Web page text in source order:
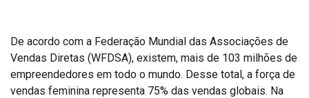
De acordo com a Federação Mundial das Associações de
Vendas Diretas (WFDSA), existem, mais de 103 milhões de
empreendedores em todo o mundo. Desse total, a força de
vendas feminina representa 75% das vendas globais. Na